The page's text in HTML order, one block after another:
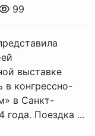
99
выставке
в конгрессно-
в Санкт-
года. Поездка ...